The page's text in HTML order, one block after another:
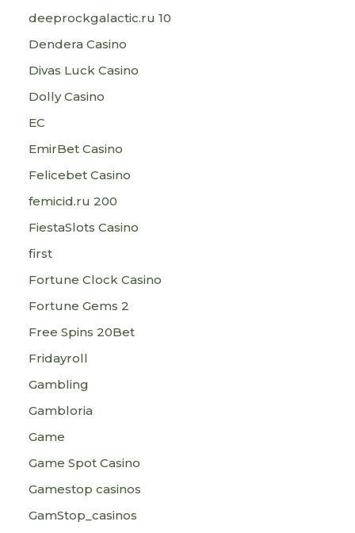
deeprockgalactic.ru 10
Dendera Casino
Divas Luck Casino
Dolly Casino
EC
EmirBet Casino
Felicebet Casino
femicid.ru 200
FiestaSlots Casino
first
Fortune Clock Casino
Fortune Gems 2
Free Spins 20Bet
Fridayroll
Gambling
Gambloria
Game
Game Spot Casino
Gamestop casinos
GamStop_casinos